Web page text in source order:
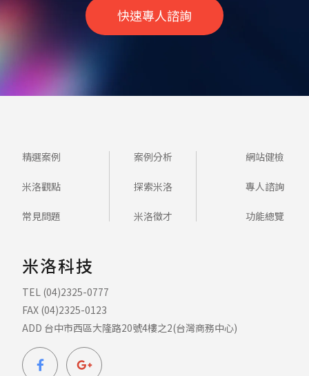
快速專人諮詢
精選案例 案例分析 網站健檢
米洛觀點 探索米洛 專人諮詢
常見問題 米洛徵才 功能總覽
米洛科技
TEL (04)2325-0777
FAX (04)2325-0123
ADD 台中市西區大隆路20號4樓之2(台灣商務中心)